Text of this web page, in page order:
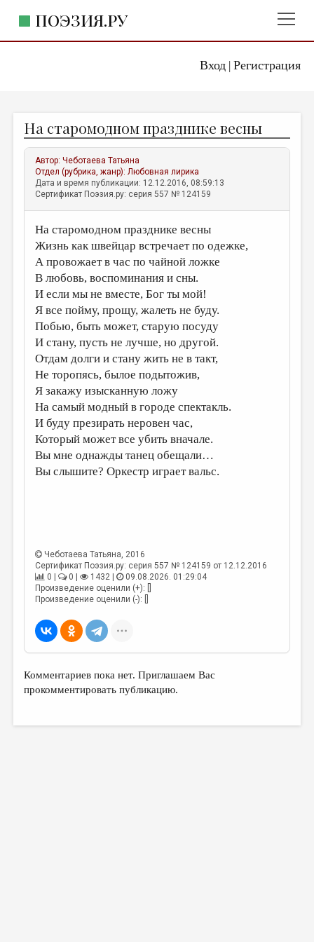
Вход| Регистрация
ПОЭЗИЯ.РУ
ЖАНРЫ
АВТОРЫ
КОММЕНТАРИИ
ЛИТСАЛОН
НОВОСТИ
ПРАВИЛА САЙТА
ОТДЕЛЫ И РУБРИКИ
ИЗБРАННОЕ
ДАЙДЖЕСТ
ПРОИЗВЕДЕНИЯ
ПЕРЕВОДЫ
КОНКУРСЫ
ДЕТСКАЯ КОМНАТА
КНИЖНАЯ ПОЛКА
ОБЗОР ЛИТЕРАТУРЫ
КОЛОНКА РЕДАКТОРА
РЕДКОЛЛЕГИЯ
ОТ РЕДАКЦИИ
МАЛАЯ ПРОЗА
ЭССЕИСТИКА
ЛИТЕРАТУРОВЕДЕНИЕ
На старомодном празднике весны
Автор:Чеботаева Татьяна
Отдел (рубрика, жанр):Любовная лирика
Дата и время публикации: 12.12.2016, 08:59:13
Сертификат Поэзия.ру: серия 557 № 124159
На старомодном празднике весны
Жизнь как швейцар встречает по одежке,
А провожает в час по чайной ложке
В любовь, воспоминания и сны.
И если мы не вместе, Бог ты мой!
Я все пойму, прощу, жалеть не буду.
Побью, быть может, старую посуду
И стану, пусть не лучше, но другой.
Отдам долги и стану жить не в такт,
Не торопясь, былое подытожив,
Я закажу изысканную ложу
На самый модный в городе спектакль.
И буду презирать неровен час,
Который может все убить вначале.
Вы мне однажды танец обещали…
Вы слышите? Оркестр играет вальс.
Чеботаева Татьяна, 2016
Сертификат Поэзия.ру: серия 557 № 124159 от 12.12.2016
0 |
0 | 1432 |
09.08.2026. 01:29:04
Произведение оценили (+): []
Произведение оценили (-): []
Комментариев пока нет. Приглашаем Вас
прокомментировать публикацию.